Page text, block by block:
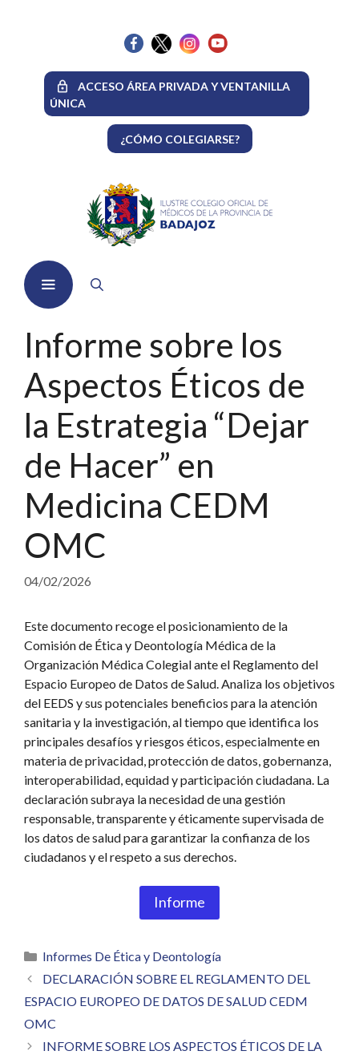
ACCESO ÁREA PRIVADA Y VENTANILLA
ÚNICA
¿CÓMO COLEGIARSE?
Menú
Informe sobre los
Aspectos Éticos de
la Estrategia “Dejar
de Hacer” en
Medicina CEDM
OMC
04/02/2026
Este documento recoge el posicionamiento de la
Comisión de Ética y Deontología Médica de la
Organización Médica Colegial ante el Reglamento del
Espacio Europeo de Datos de Salud. Analiza los objetivos
del EEDS y sus potenciales beneficios para la atención
sanitaria y la investigación, al tiempo que identifica los
principales desafíos y riesgos éticos, especialmente en
materia de privacidad, protección de datos, gobernanza,
interoperabilidad, equidad y participación ciudadana. La
declaración subraya la necesidad de una gestión
responsable, transparente y éticamente supervisada de
los datos de salud para garantizar la confianza de los
ciudadanos y el respeto a sus derechos.
Informe
Categorías
Informes De Ética y Deontología
DECLARACIÓN SOBRE EL REGLAMENTO DEL
ESPACIO EUROPEO DE DATOS DE SALUD CEDM
OMC
INFORME SOBRE LOS ASPECTOS ÉTICOS DE LA